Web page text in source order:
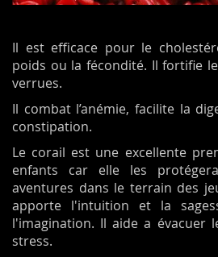
Il est efficace pour le
poids ou la fécondité. Il fortifie
verrues.
Il combat l’anémie, facilite la
constipation.
Le corail est une excellente
enfants car elle les
aventures dans le terrain des
apporte l'intuition et la
l'imagination. Il aide a évacuer
stress.